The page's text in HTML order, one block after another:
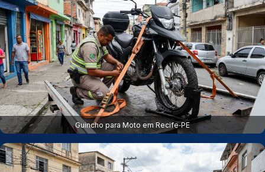
Guincho para Moto em Recife‑PE